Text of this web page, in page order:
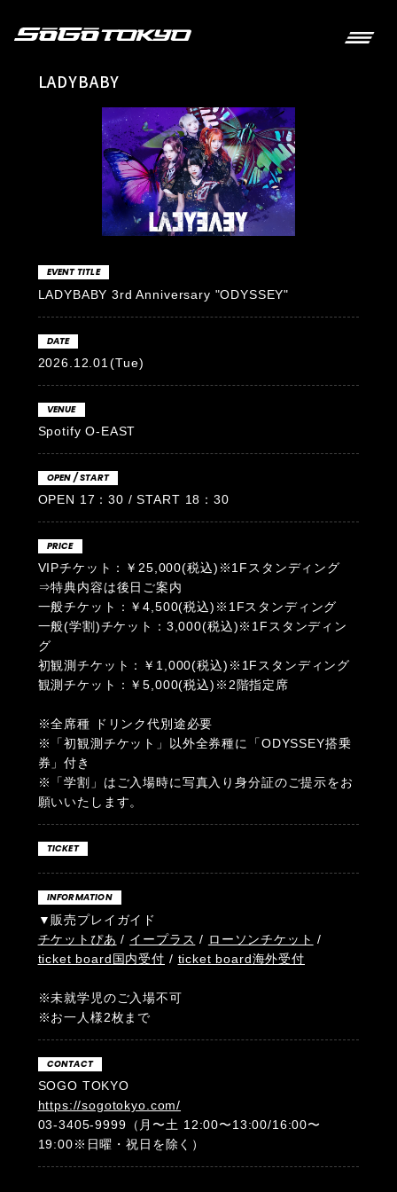
LADYBABY
EVENT TITLE
LADYBABY 3rd Anniversary "ODYSSEY"
DATE
2026.12.01 (Tue)
VENUE
Spotify O-EAST
OPEN / START
OPEN 17：30 / START 18：30
PRICE
VIPチケット：￥25,000(税込)※1Fスタンディング
⇒特典内容は後日ご案内
一般チケット：￥4,500(税込)※1Fスタンディング
一般(学割)チケット：3,000(税込)※1Fスタンディン
グ
初観測チケット：￥1,000(税込)※1Fスタンディング
観測チケット：￥5,000(税込)※2階指定席
※全席種 ドリンク代別途必要
※「初観測チケット」以外全券種に「ODYSSEY搭乗
券」付き
※「学割」はご入場時に写真入り身分証のご提示をお
願いいたします。
TICKET
INFORMATION
▼販売プレイガイド
チケットぴあ / イープラス / ローソンチケット /
ticket board国内受付 / ticket board海外受付
※未就学児のご入場不可
※お一人様2枚まで
CONTACT
SOGO TOKYO
https://sogotokyo.com/
03-3405-9999（月〜土 12:00〜13:00/16:00〜
19:00※日曜・祝日を除く）